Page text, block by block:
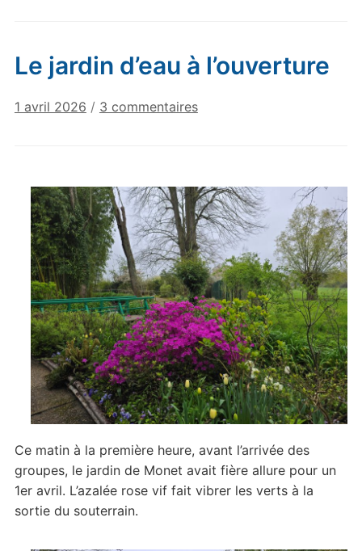
Le jardin d’eau à l’ouverture
1 avril 2026 / 3 commentairessur
à
l’ouverture
Ce matin à la première heure, avant l’arrivée des
groupes, le jardin de Monet avait fière allure pour un
1er avril. L’azalée rose vif fait vibrer les verts à la
sortie du souterrain.